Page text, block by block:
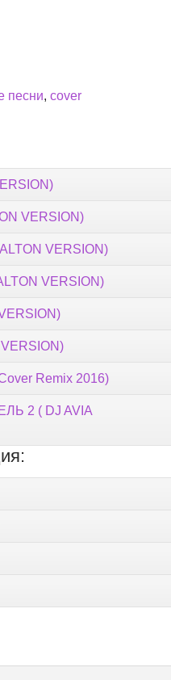
песни, cover
VERSION)
VERSION)
VERSION)
Remix 2016)
2 ( DJ AVIA